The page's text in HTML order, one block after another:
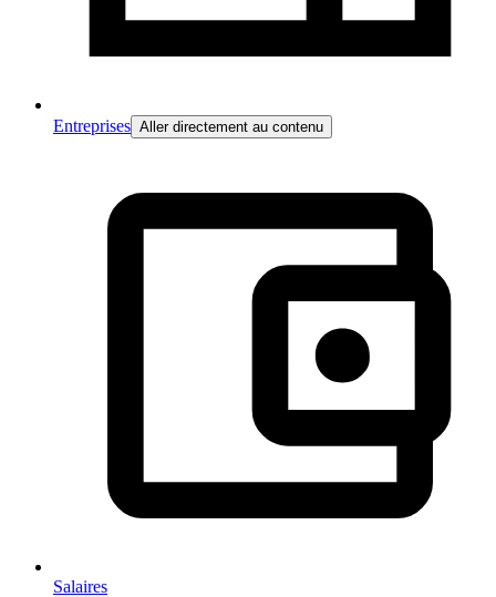
Entreprises Aller directement au contenu
Salaires